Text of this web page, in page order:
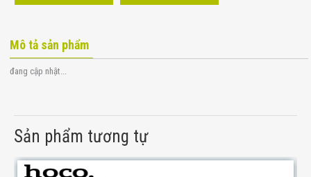
Mô tả sản phẩm
đang cập nhật...
Sản phẩm tương tự